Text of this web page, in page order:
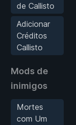
de Callisto
Adicionar
Créditos
Callisto
Mods de
inimigos
Mortes
com Um